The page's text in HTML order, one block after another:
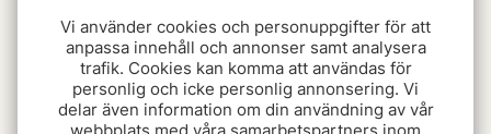
Vi använder cookies och personuppgifter för att
anpassa innehåll och annonser samt analysera
trafik. Cookies kan komma att användas för
personlig och icke personlig annonsering. Vi
delar även information om din användning av vår